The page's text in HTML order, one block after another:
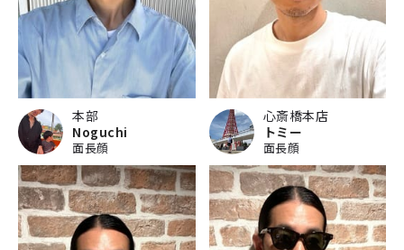
本部
Noguchi
面長顔
心斎橋本店
トミー
面長顔